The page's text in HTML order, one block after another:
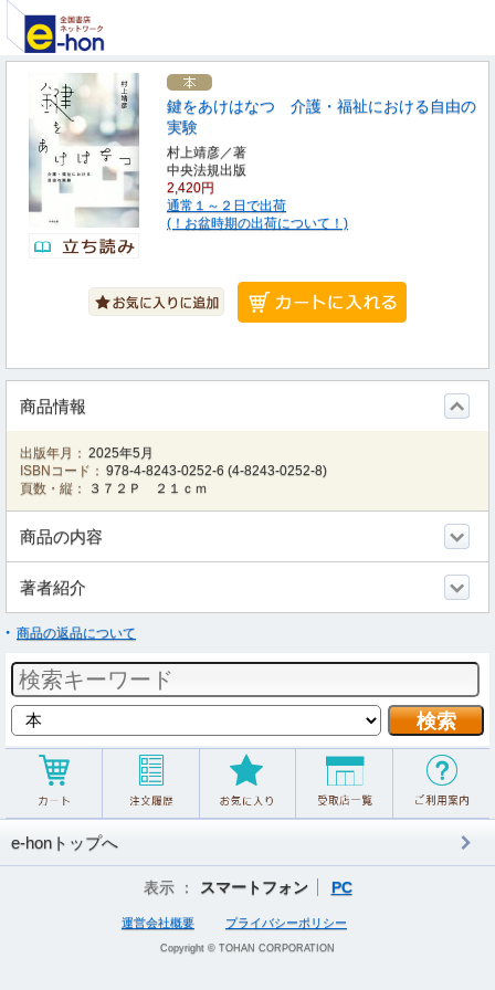
鍵をあけはなつ 介護・福祉における自由の
実験
村上靖彦／著
中央法規出版
2,420円
通常１～２日で出荷
(！お盆時期の出荷について！)
商品情報
出版年月： 2025年5月
ISBNコード： 978-4-8243-0252-6 (4-8243-0252-8)
頁数・縦：
３７２Ｐ ２１ｃｍ
商品の内容
著者紹介
商品の返品について
e-honトップへ
表示 ： スマートフォン PC
運営会社概要 プライバシーポリシー
Copyright © TOHAN CORPORATION